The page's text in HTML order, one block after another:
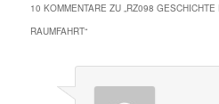
10 KOMMENTARE ZU „RZ098
RAUMFAHRT“